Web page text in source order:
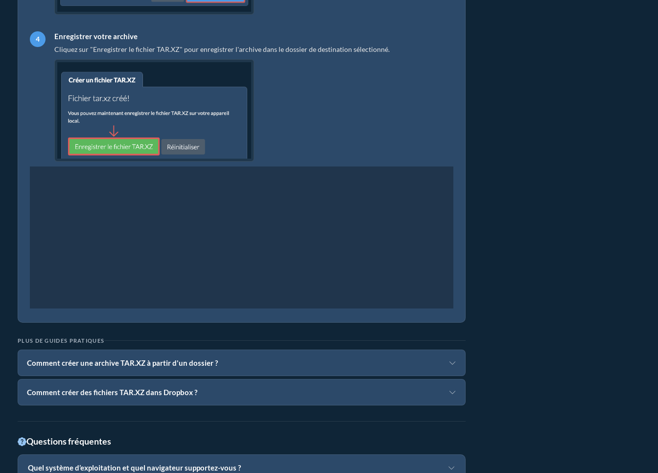
Enregistrer votre archive
Cliquez sur "Enregistrer le fichier TAR.XZ" pour enregistrer l'archive dans le dossier de destination sélectionné.
PLUS DE GUIDES PRATIQUES
Comment créer une archive TAR.XZ à partir d'un dossier ?
Comment créer des fichiers TAR.XZ dans Dropbox ?
Questions fréquentes
Quel système d’exploitation et quel navigateur supportez-vous ?